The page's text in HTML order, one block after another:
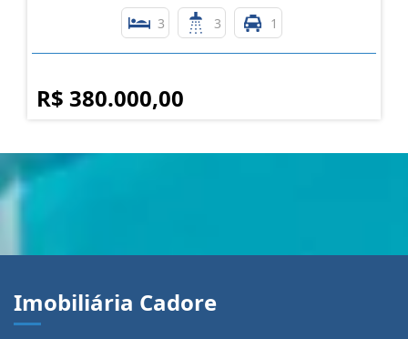
3 3 1
R$ 380.000,00
Imobiliária Cadore